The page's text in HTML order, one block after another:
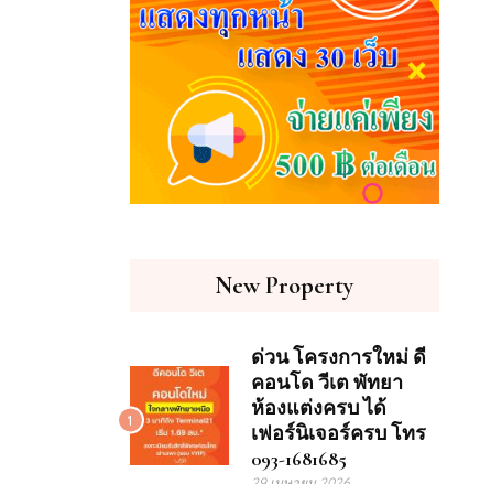
New Property
1
ด่วน โครงการใหม่ ดี
คอนโด วีเต พัทยา
ห้องแต่งครบ ได้
เฟอร์นิเจอร์ครบ โทร
093-1681685